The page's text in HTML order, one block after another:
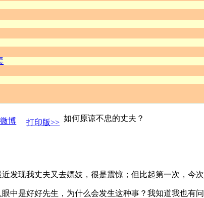
打印版>> 如何原谅不忠的丈夫？
发现我丈夫又去嫖妓，很是震惊；但比起第一次，今
中是好好先生，为什么会发生这种事？我知道我也